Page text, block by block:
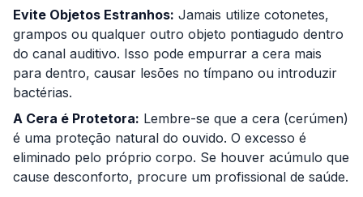
Evite Objetos Estranhos: Jamais utilize cotonetes,
grampos ou qualquer outro objeto pontiagudo dentro
do canal auditivo. Isso pode empurrar a cera mais
para dentro, causar lesões no tímpano ou introduzir
bactérias.
A Cera é Protetora: Lembre-se que a cera (cerúmen)
é uma proteção natural do ouvido. O excesso é
eliminado pelo próprio corpo. Se houver acúmulo que
cause desconforto, procure um profissional de saúde.